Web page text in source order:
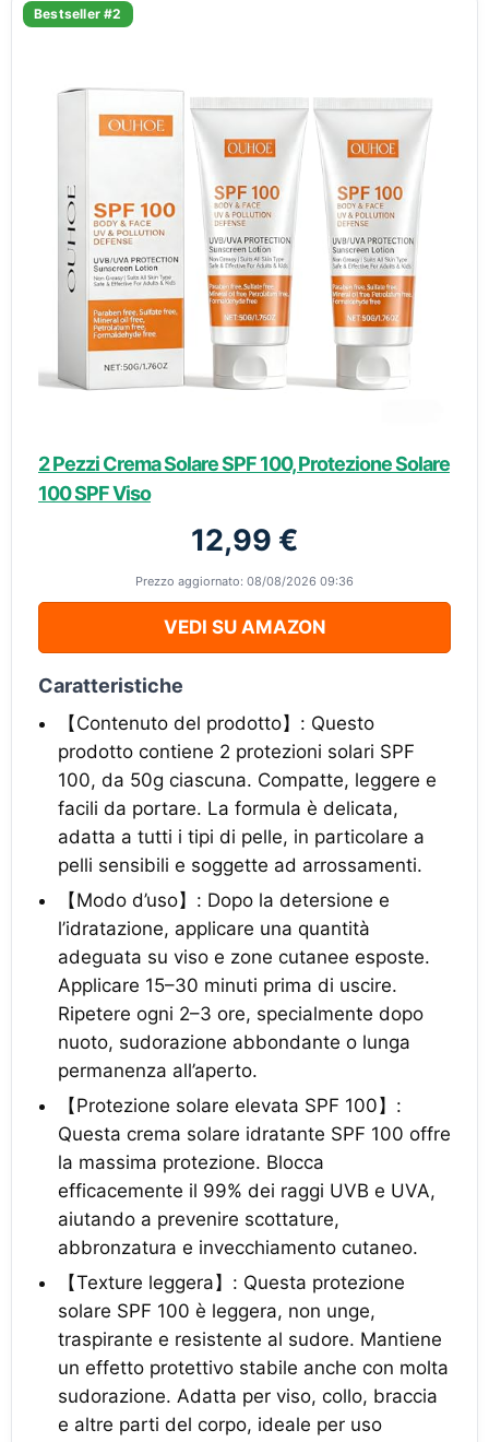
Bestseller #2
2 Pezzi Crema Solare SPF 100, Protezione Solare
100 SPF Viso
12,99 €
Prezzo aggiornato: 08/08/2026 09:36
VEDI SU AMAZON
Caratteristiche
【Contenuto del prodotto】: Questo
prodotto contiene 2 protezioni solari SPF
100, da 50g ciascuna. Compatte, leggere e
facili da portare. La formula è delicata,
adatta a tutti i tipi di pelle, in particolare a
pelli sensibili e soggette ad arrossamenti.
【Modo d’uso】: Dopo la detersione e
l’idratazione, applicare una quantità
adeguata su viso e zone cutanee esposte.
Applicare 15–30 minuti prima di uscire.
Ripetere ogni 2–3 ore, specialmente dopo
nuoto, sudorazione abbondante o lunga
permanenza all’aperto.
【Protezione solare elevata SPF 100】:
Questa crema solare idratante SPF 100 offre
la massima protezione. Blocca
efficacemente il 99% dei raggi UVB e UVA,
aiutando a prevenire scottature,
abbronzatura e invecchiamento cutaneo.
【Texture leggera】: Questa protezione
solare SPF 100 è leggera, non unge,
traspirante e resistente al sudore. Mantiene
un effetto protettivo stabile anche con molta
sudorazione. Adatta per viso, collo, braccia
e altre parti del corpo, ideale per uso